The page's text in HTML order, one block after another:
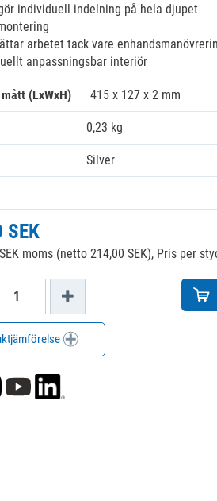
individuell indelning på hela djupet
arbetet tack vare
anpassningsbar interiör
(LxWxH) 415 x 127 x 2 mm
0,23 kg
Silver
SEK
moms (netto 214,00 SEK), Pris per